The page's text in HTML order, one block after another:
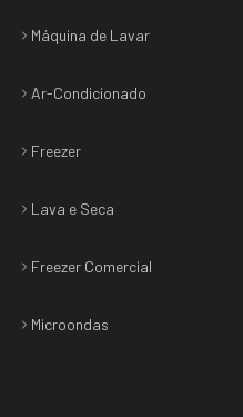
Máquina de Lavar
Ar-Condicionado
Freezer
Lava e Seca
Freezer Comercial
Microondas